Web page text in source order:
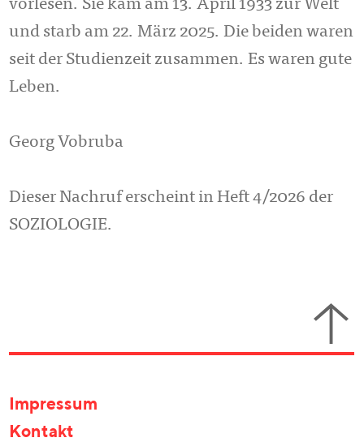
vorlesen. Sie kam am 13. April 1933 zur Welt
und starb am 22. März 2025. Die beiden waren
seit der Studienzeit zusammen. Es waren gute
Leben.
Georg Vobruba
Dieser Nachruf erscheint in Heft 4/2026 der
SOZIOLOGIE.
Impressum
Kontakt